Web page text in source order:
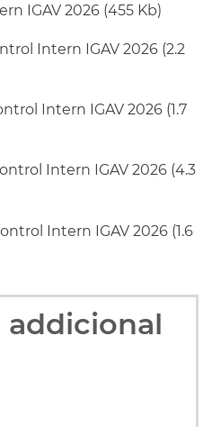
IGAV 2026 (455 Kb)
Intern IGAV 2026 (2.2
Intern IGAV 2026 (1.7
Intern IGAV 2026 (4.3
Intern IGAV 2026 (1.6